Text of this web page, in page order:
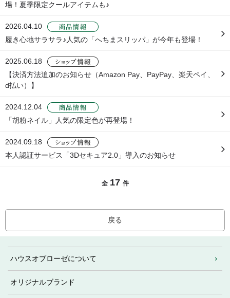
場！夏季限定クールアイテムも♪
2026.04.10
履き心地サラサラ♪人気の「へちまスリッパ」が今年も登場！
2025.06.18
【決済方法追加のお知らせ（Amazon Pay、PayPay、楽天ペイ、
d払い）】
2024.12.04
「胡粉ネイル」人気の限定色が再登場！
2024.09.18
本人認証サービス「3Dセキュア2.0」導入のお知らせ
全 17 件
ハウスオブローゼについて
オリジナルブランド